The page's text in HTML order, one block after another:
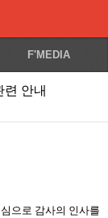
F'MEDIA
련 안내
으로 감사의 인사를